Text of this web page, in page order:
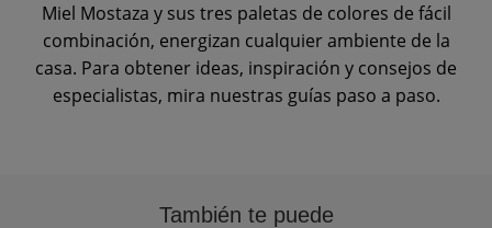
Miel Mostaza y sus tres paletas de colores de fácil
combinación, energizan cualquier ambiente de la
casa. Para obtener ideas, inspiración y consejos de
especialistas, mira nuestras guías paso a paso.
También te puede